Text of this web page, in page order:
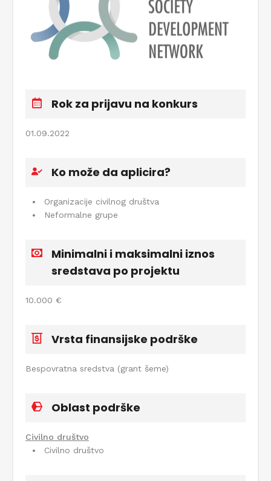
Rok za prijavu na konkurs
01.09.2022
Ko može da aplicira?
Organizacije civilnog društva
Neformalne grupe
Minimalni i maksimalni iznos
sredstava po projektu
10.000 €
Vrsta finansijske podrške
Bespovratna sredstva (grant šeme)
Oblast podrške
Civilno društvo
Civilno društvo